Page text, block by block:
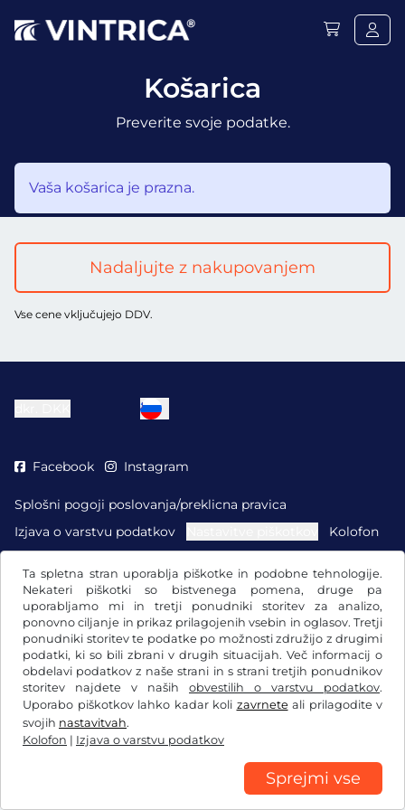
Ta spletna stran uporablja piškotke in podobne tehnologije.
Nekateri piškotki so bistvenega pomena, druge pa
uporabljamo mi in tretji ponudniki storitev za analizo,
ponovno ciljanje in prikaz prilagojenih vsebin in oglasov. Tretji
ponudniki storitev te podatke po možnosti združijo z drugimi
podatki, ki so bili zbrani v drugih situacijah. Več informacij o
obdelavi podatkov z naše strani in s strani tretjih ponudnikov
storitev najdete v naših obvestilih o varstvu podatkov.
Uporabo piškotkov lahko kadar koli zavrneteali prilagodite v
svojih nastavitvah.
Kolofon | Izjava o varstvu podatkov
Sprejmi vse
Košarica
Preverite svoje podatke.
Vaša košarica je prazna.
Nadaljujte z nakupovanjem
Vse cene vključujejo DDV.
Facebook Instagram
Splošni pogoji poslovanja/preklicna pravica
Izjava o varstvu podatkov
Kolofon